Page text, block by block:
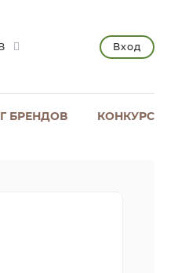
Вход
БРЕНДОВ КОНКУРС